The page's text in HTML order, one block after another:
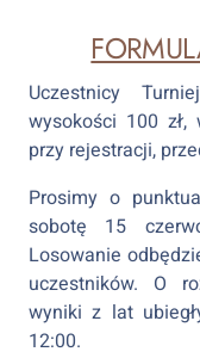
Uczestnicy
wysokości 100 zł,
przy rejestracji,
Prosimy o
sobotę 15
Losowanie
uczestników. O
wyniki z lat
12:00.